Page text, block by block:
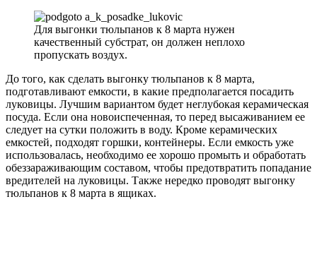
Для выгонки тюльпанов к 8 марта нужен
качественный субстрат, он должен неплохо
пропускать воздух.
До того, как сделать выгонку тюльпанов к 8 марта,
подготавливают емкости, в какие предполагается посадить
луковицы. Лучшим вариантом будет неглубокая керамическая
посуда. Если она новоиспеченная, то перед высаживанием ее
следует на сутки положить в воду. Кроме керамических
емкостей, подходят горшки, контейнеры. Если емкость уже
использовалась, необходимо ее хорошо промыть и обработать
обеззараживающим составом, чтобы предотвратить попадание
вредителей на луковицы. Также нередко проводят выгонку
тюльпанов к 8 марта в ящиках.